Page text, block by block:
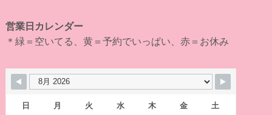
営業日カレンダー
＊緑＝空いてる、黄＝予約でいっぱい、赤＝お休み
日 月 火 水 木 金 土